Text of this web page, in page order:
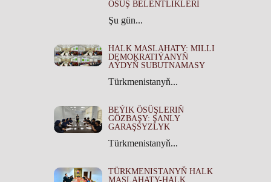
ÖSÜŞ BELENTLIKLERI
Şu gün...
HALK MASLAHATY: MILLI
DEMOKRATIÝANYŇ
AÝDYŇ SUBUTNAMASY
Türkmenistanyň...
BEÝIK ÖSÜŞLERIŇ
GÖZBAŞY: ŞANLY
GARAŞSYZLYK
Türkmenistanyň...
TÜRKMENISTANYŇ HALK
MASLAHATY-HALK